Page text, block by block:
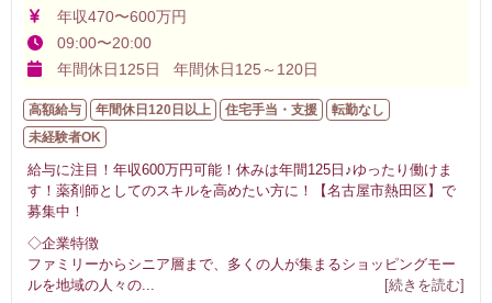
年収470〜600万円
09:00〜20:00
年間休日125日 年間休日125～120日
高額給与 年間休日120日以上 住宅手当・支援
転勤なし
未経験者OK
給与に注目！年収600万円可能！休みは年間125日♪ゆったり働けま
す！薬剤師としてのスキルを高めたい方に！【名古屋市熱田区】で
募集中！
◇企業特徴
ファミリーからシニア層まで、多くの人が集まるショッピングモー
ルを地域の人々の
[続きを読む]